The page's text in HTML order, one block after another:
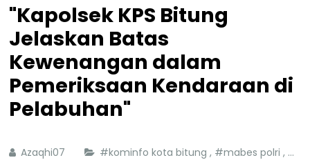
"Kapolsek KPS Bitung
Jelaskan Batas
Kewenangan dalam
Pemeriksaan Kendaraan di
Pelabuhan"
Azaqhi07 #kominfo kota bitung, #mabes polri,